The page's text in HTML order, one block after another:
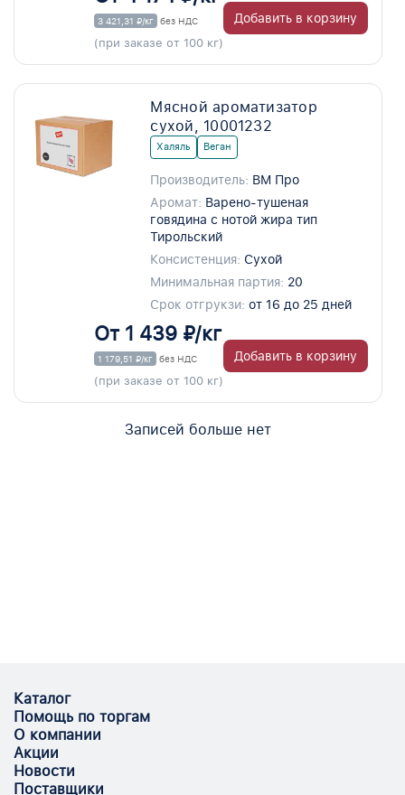
3 421,31 ₽/кг без НДС
(при заказе от 100 кг)
Добавить в корзину
Мясной ароматизатор
сухой, 10001232
Халяль Веган
Производитель: ВМ Про
Аромат: Варено-тушеная
говядина с нотой жира тип
Тирольский
Консистенция: Сухой
Минимальная партия: 20
Срок отгрукзи: от 16 до 25 дней
От 1 439 ₽/кг
1 179,51 ₽/кг без НДС
(при заказе от 100 кг)
Добавить в корзину
Записей больше нет
Каталог
Помощь по торгам
О компании
Акции
Новости
Поставщики